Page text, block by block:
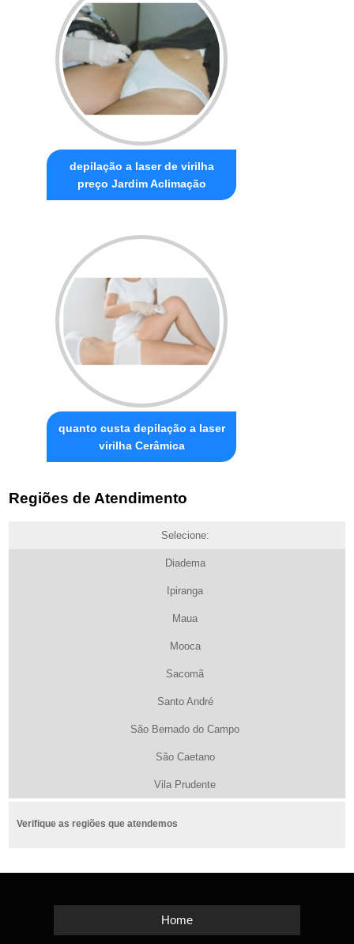
depilação a laser de virilha
preço Jardim Aclimação
quanto custa depilação a laser
virilha Cerâmica
Regiões de Atendimento
Selecione:
Diadema
Ipiranga
Maua
Mooca
Sacomã
Santo André
São Bernado do Campo
São Caetano
Vila Prudente
Verifique as regiões que atendemos
Home